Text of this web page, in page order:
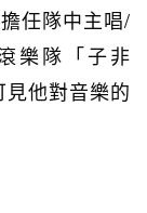
任隊中主唱/
樂隊「子非
他對音樂的